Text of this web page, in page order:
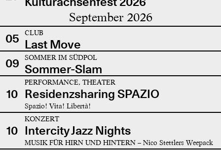
September 2026
05 CLUB
Last Move
09
SOMMER IM SÜDPOL
Sommer-Slam
10
PERFORMANCE, THEATER
Residenzsharing SPAZIO
Spazio! Vita! Libertà!
10
KONZERT
Intercity Jazz Nights
MUSIK FÜR HIRN UND HINTERN – Nico Stettlers Weepack